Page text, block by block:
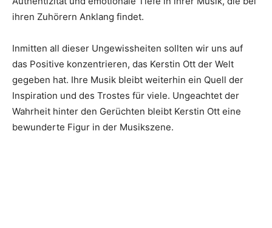
ihren Zuhörern Anklang findet.
Inmitten all dieser Ungewissheiten sollten wir uns auf
das Positive konzentrieren, das Kerstin Ott der Welt
gegeben hat. Ihre Musik bleibt weiterhin ein Quell der
Inspiration und des Trostes für viele. Ungeachtet der
Wahrheit hinter den Gerüchten bleibt Kerstin Ott eine
bewunderte Figur in der Musikszene.